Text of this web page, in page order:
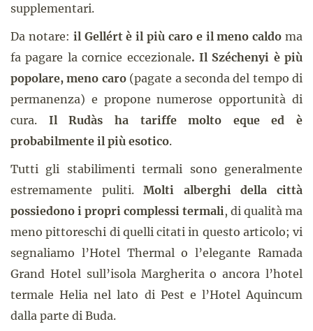
supplementari.
Da notare: il Gellért è il più caro e il meno caldoma
fa pagare la cornice eccezionale. Il Széchenyi è più
popolare, meno caro(pagate a seconda del tempo di
permanenza) e propone numerose opportunità di
cura. Il Rudàs ha tariffe molto eque ed è
probabilmente il più esotico.
Tutti gli stabilimenti termali sono generalmente
estremamente puliti.Molti alberghi della città
possiedono i propri complessi termali , di qualità ma
meno pittoreschi di quelli citati in questo articolo; vi
segnaliamo l’Hotel Thermal o l’elegante Ramada
Grand Hotel sull’isola Margherita o ancora l’hotel
termale Helia nel lato di Pest e l’Hotel Aquincum
dalla parte di Buda.